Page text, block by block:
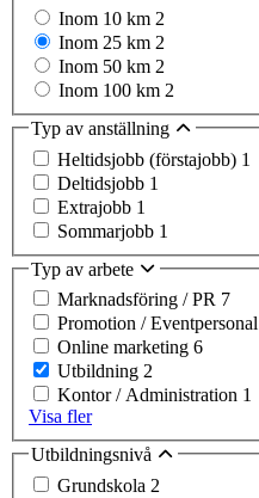
Inom 10 km 2
Inom 25 km 2
Inom 50 km 2
Inom 100 km 2
Typ av anställning
Heltidsjobb (förstajobb) 1
Deltidsjobb 1
Extrajobb 1
Sommarjobb 1
Typ av arbete
Marknadsföring / PR 7
Promotion / Eventpersonal
Online marketing 6
Utbildning 2
Kontor / Administration 1
Visa fler
Utbildningsnivå
Grundskola 2